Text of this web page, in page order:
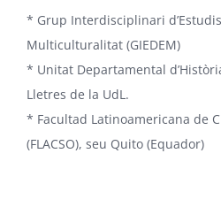
* Grup Interdisciplinari
Multiculturalitat (GIEDEM)
* Unitat Departamental
Lletres de la UdL.
* Facultad Latinoamericana de
(FLACSO), seu Quito (Equador)